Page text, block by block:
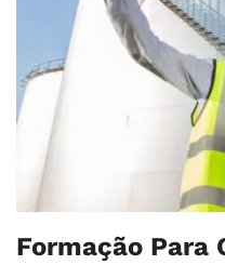
Formação Para